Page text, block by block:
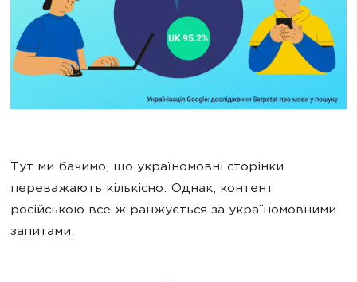
Тут ми бачимо, що україномовні сторінки
переважають кількісно. Однак, контент
російською все ж ранжується за україномовними
запитами.